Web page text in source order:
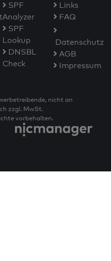
SPF
Analyzer
SPF
Lookup
DNSBL
Check
Links
FAQ
Datenschutz
AGB
Impressum
nicht an
zzgl. MwSt.
vorbehalten.